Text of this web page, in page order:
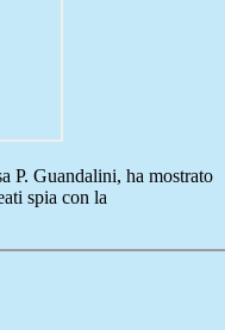
P. Guandalini, ha mostrato
spia con la